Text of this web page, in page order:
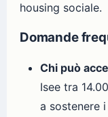
housing sociale.
Domande
Chi può
Isee tra
a sostenere